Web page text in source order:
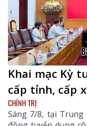
Khai mạc Kỳ
cấp tỉnh, cấp
CHÍNH TRỊ
Sáng 7/8, tại